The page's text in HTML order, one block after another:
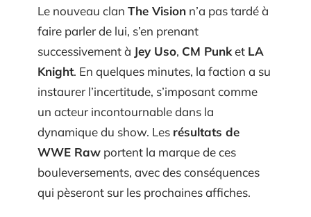
Le nouveau clan The Vision n’a pas tardé à
faire parler de lui, s’en prenant
successivement à Jey Uso, CM Punket LA
Knight. En quelques minutes, la faction a su
instaurer l’incertitude, s’imposant comme
un acteur incontournable dans la
dynamique du show. Les résultats de
WWE Raw portent la marque de ces
bouleversements, avec des conséquences
qui pèseront sur les prochaines affiches.